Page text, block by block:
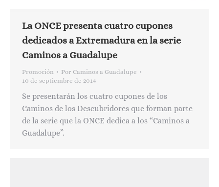
La ONCE presenta cuatro cupones
dedicados a Extremadura en la serie
Caminos a Guadalupe
Promoción Por Caminos a Guadalupe
10 de septiembre de 2014
Se presentarán los cuatro cupones de los
Caminos de los Descubridores que forman parte
de la serie que la ONCE dedica a los “Caminos a
Guadalupe”.